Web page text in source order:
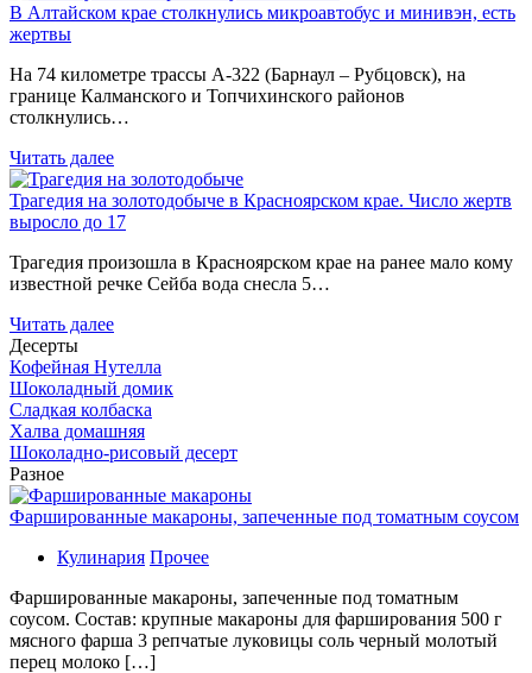
В Алтайском крае столкнулись микроавтобус и минивэн, есть
жертвы
На 74 километре трассы А-322 (Барнаул – Рубцовск), на
границе Калманского и Топчихинского районов
столкнулись…
Читать далее
Трагедия на золотодобыче в Красноярском крае. Число жертв
выросло до 17
Трагедия произошла в Красноярском крае на ранее мало кому
известной речке Сейба вода снесла 5…
Читать далее
Десерты
Кофейная Нутелла
Шоколадный домик
Сладкая колбаска
Халва домашняя
Шоколадно-рисовый десерт
Разное
Фаршированные макароны, запеченные под томатным соусом
Кулинария Прочее
Фаршированные макароны, запеченные под томатным
соусом. Состав: крупные макароны для фарширования 500 г
мясного фарша 3 репчатые луковицы соль черный молотый
перец молоко […]